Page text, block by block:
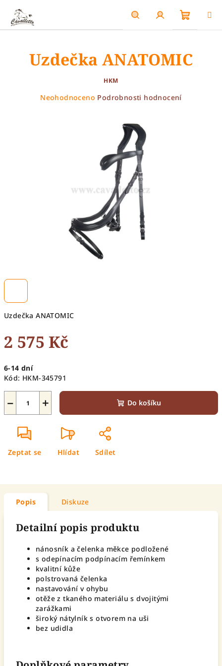
obsah
HledatPřihlášení
košík
Uzdečka ANATOMIC
2 575 Kč
cena:
6-14 dní
Kód: HKM-345791
+
− Do košíku
Zeptat se Hlídat Sdílet
Uzdečka ANATOMIC
HKM
Průměrné
Neohodnoceno Podrobnosti hodnocení
Popis Diskuze
Detailní popis produktu
nánosník a čelenka měkce podložené
s odepínacím podpínacím řemínkem
kvalitní kůže
polstrovaná čelenka
nastavování v ohybu
otěže z tkaného materiálu s dvojitými
zarážkami
široký nátylník s otvorem na uši
bez udidla